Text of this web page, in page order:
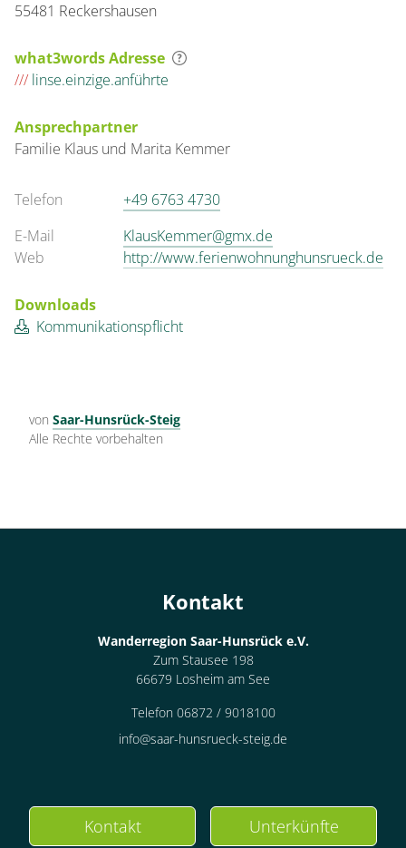
55481 Reckershausen
what3words Adresse
/// linse.einzige.anführte
Ansprechpartner
Familie Klaus und Marita Kemmer
Telefon
+49 6763 4730
E-Mail
KlausKemmer@gmx.de
Web
http://www.ferienwohnunghunsrueck.de
Downloads
Kommunikationspflicht
von Saar-Hunsrück-Steig
Alle Rechte vorbehalten
Kontakt
Wanderregion Saar-Hunsrück e.V.
Zum Stausee 198
66679 Losheim am See
Telefon 06872 / 9018100
info@saar-hunsrueck-steig.de
Kontakt Unterkünfte